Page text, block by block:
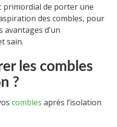
primordial de porter une
des combles, pour
d’un
sain.
les combles
?
combles après l’isolation